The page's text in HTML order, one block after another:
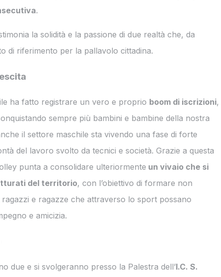
.
la solidità e la passione di due realtà che, da
di riferimento per la pallavolo cittadina.
ha fatto registrare un vero e proprio boom di iscrizioni,
sempre più bambini e bambine della nostra
il settore maschile sta vivendo una fase di forte
del lavoro svolto da tecnici e società. Grazie a questa
punta a consolidare ulteriormente un vivaio che si
del territorio, con l’obiettivo di formare non
e ragazze che attraverso lo sport possano
e amicizia.
due e si svolgeranno presso la Palestra dell’I.C. S.